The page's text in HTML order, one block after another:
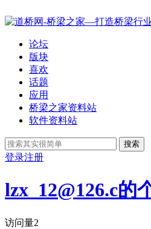
论坛
版块
喜欢
话题
应用
桥梁之家资料站
软件资料站
搜索
登录注册
lzx_12@126.c的
访问量2